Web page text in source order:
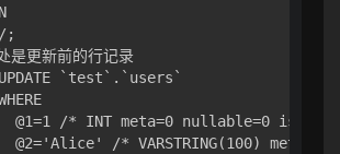
;
是更新前的行记录
`test`.`users`
@1=1 /* INT meta=0 nullable=0
@2='Alice' /* VARSTRING(100)